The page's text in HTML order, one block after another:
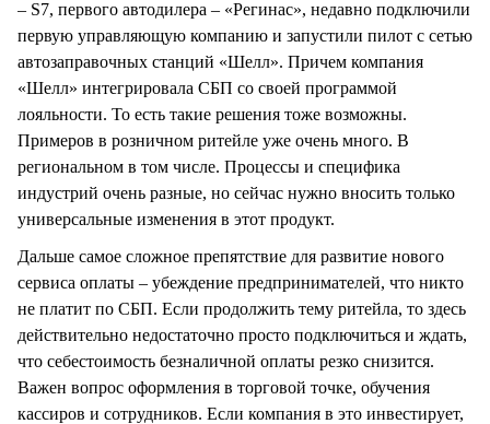
– S7, первого автодилера – «Регинас», недавно подключили
первую управляющую компанию и запустили пилот с сетью
автозаправочных станций «Шелл». Причем компания
«Шелл» интегрировала СБП со своей программой
лояльности. То есть такие решения тоже возможны.
Примеров в розничном ритейле уже очень много. В
региональном в том числе. Процессы и специфика
индустрий очень разные, но сейчас нужно вносить только
универсальные изменения в этот продукт.
Дальше самое сложное препятствие для развитие нового
сервиса оплаты – убеждение предпринимателей, что никто
не платит по СБП. Если продолжить тему ритейла, то здесь
действительно недостаточно просто подключиться и ждать,
что себестоимость безналичной оплаты резко снизится.
Важен вопрос оформления в торговой точке, обучения
кассиров и сотрудников. Если компания в это инвестирует,